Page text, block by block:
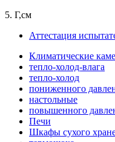
5. Г,см
Аттестация
Климатические
тепло-холод-влага
тепло-холод
пониженного
настольные
повышенного
Печи
Шкафы сухого